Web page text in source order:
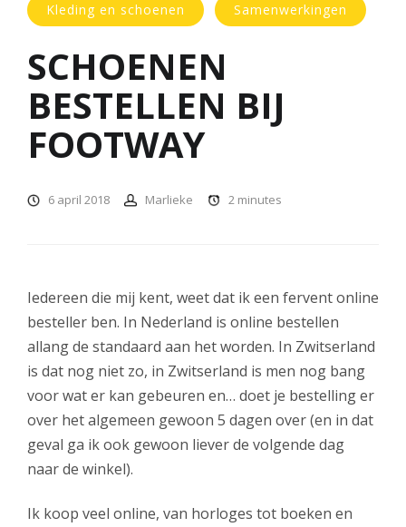
Kleding en schoenen Samenwerkingen
SCHOENEN
BESTELLEN BIJ
FOOTWAY
6 april 2018 Marlieke 2 minutes
Iedereen die mij kent, weet dat ik een fervent online
besteller ben. In Nederland is online bestellen
allang de standaard aan het worden. In Zwitserland
is dat nog niet zo, in Zwitserland is men nog bang
voor wat er kan gebeuren en… doet je bestelling er
over het algemeen gewoon 5 dagen over (en in dat
geval ga ik ook gewoon liever de volgende dag
naar de winkel).
Ik koop veel online, van horloges tot boeken en